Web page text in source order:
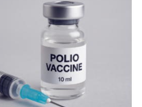
zielgerichtete Therapien, die
angreifen und normales
Forschende um Daniel Merk vom
Hirnforschung am
haben eine solche
einer Untergruppe des
Die Wilhelm Sander-
das Projekt…